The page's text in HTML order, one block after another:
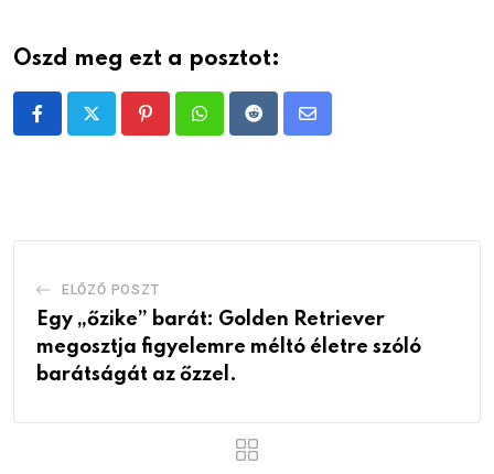
Oszd meg ezt a posztot:
PinterestWhatsappRedditShare
ELŐZŐ POSZT
Egy „őzike” barát: Golden Retriever
megosztja figyelemre méltó életre szóló
barátságát az őzzel.